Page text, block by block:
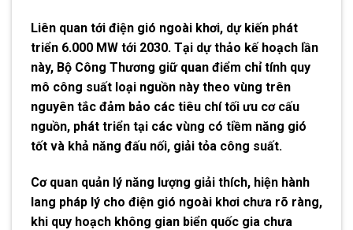
Liên quan tới điện gió ngoài khơi, dự kiến phát
triển 6.000 MW tới 2030. Tại dự thảo kế hoạch lần
này, Bộ Công Thương giữ quan điểm chỉ tính quy
mô công suất loại nguồn này theo vùng trên
nguyên tắc đảm bảo các tiêu chí tối ưu cơ cấu
nguồn, phát triển tại các vùng có tiềm năng gió
tốt và khả năng đấu nối, giải tỏa công suất.
Cơ quan quản lý năng lượng giải thích, hiện hành
lang pháp lý cho điện gió ngoài khơi chưa rõ ràng,
khi quy hoạch không gian biển quốc gia chưa